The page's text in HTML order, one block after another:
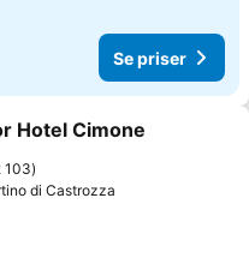
Se priser
til i favoritter
Hotel Cimone
103
di Castrozza